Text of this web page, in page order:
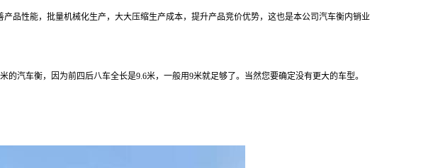
品性能，批量机械化生产，大大压缩生产成本，提升产品竞价优势，这也是本公司汽车衡内销业
米的汽车衡，因为前四后八车全长是9.6米，一般用9米就足够了。当然您要确定没有更大的车型。